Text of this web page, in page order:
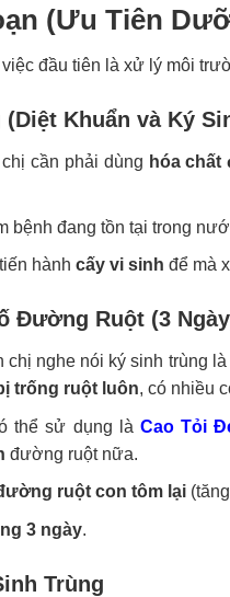
(Ưu Tiên
việc đầu tiên là xử lý môi
Khuẩn và Ký
cần phải dùng hóa chất
bệnh đang tồn tại trong
hành cấy vi sinh để mà
Đường Ruột (3
chị nghe nói ký sinh trùng
trống ruột luôn, có nhiều
thể sử dụng là Cao Tỏi
đường ruột nữa.
ruột con tôm lại
3 ngày.
Trùng